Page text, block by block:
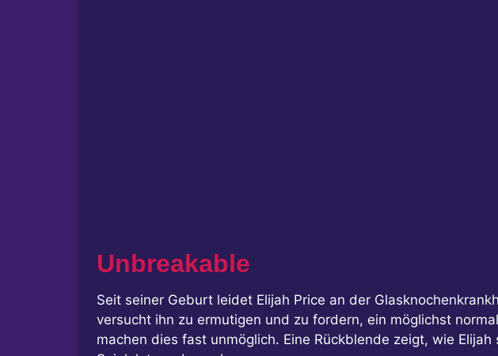
Unbreakable
Seit seiner Geburt leidet Elijah Price an der
versucht ihn zu ermutigen und zu fordern, ein möglichst
machen dies fast unmöglich. Eine Rückblende zeigt, wie